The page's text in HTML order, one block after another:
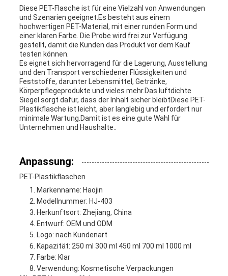
Diese PET-Flasche ist für eine Vielzahl von Anwendungen
und Szenarien geeignet.Es besteht aus einem
hochwertigen PET-Material, mit einer runden Form und
einer klaren Farbe. Die Probe wird frei zur Verfügung
gestellt, damit die Kunden das Produkt vor dem Kauf
testen können.
Es eignet sich hervorragend für die Lagerung, Ausstellung
und den Transport verschiedener Flüssigkeiten und
Feststoffe, darunter Lebensmittel, Getränke,
Körperpflegeprodukte und vieles mehr.Das luftdichte
Siegel sorgt dafür, dass der Inhalt sicher bleibtDiese PET-
Plastikflasche ist leicht, aber langlebig und erfordert nur
minimale Wartung.Damit ist es eine gute Wahl für
Unternehmen und Haushalte..
Anpassung:
PET-Plastikflaschen
Markenname: Haojin
Modellnummer: HJ-403
Herkunftsort: Zhejiang, China
Entwurf: OEM und ODM
Logo: nach Kundenart
Kapazität: 250 ml 300 ml 450 ml 700 ml 1000 ml
Farbe: Klar
Verwendung: Kosmetische Verpackungen